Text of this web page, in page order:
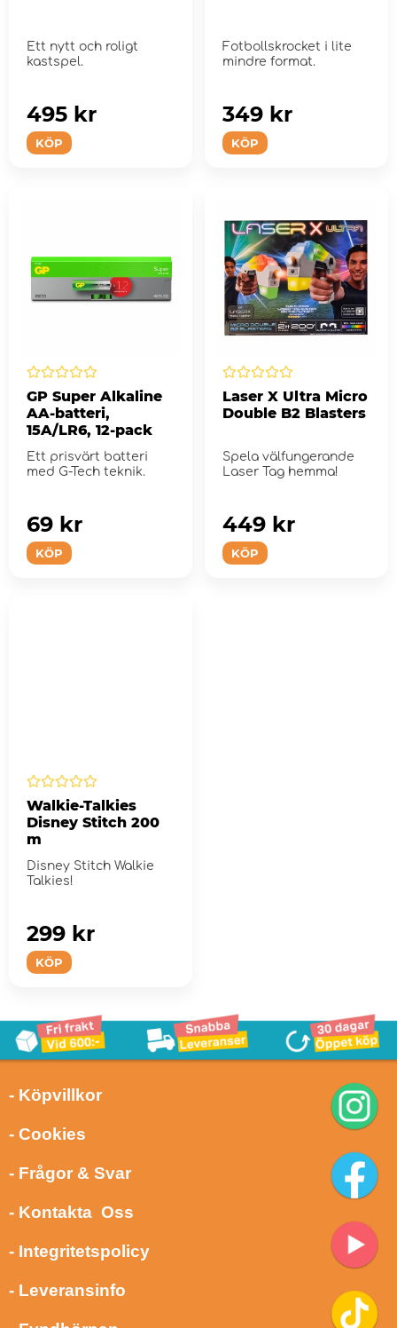
Ett nytt och roligt
kastspel.
KÖP
495 kr
Fotbollskrocket i lite
mindre format.
KÖP
349 kr
GP Super Alkaline
AA-batteri,
15A/LR6, 12-pack
Ett prisvärt batteri
med G-Tech teknik.
KÖP
69 kr
Laser X Ultra Micro
Double B2 Blasters
Spela välfungerande
Laser Tag hemma!
KÖP
449 kr
Walkie-Talkies
Disney Stitch 200
m
Disney Stitch Walkie
Talkies!
KÖP
299 kr
- Köpvillkor
- Cookies
- Frågor & Svar
- Kontakta Oss
- Integritetspolicy
- Leveransinfo